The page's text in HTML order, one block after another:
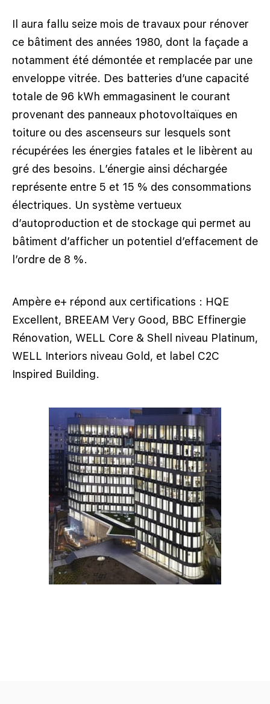
Il aura fallu seize mois de travaux pour rénover
ce bâtiment des années 1980, dont la façade a
notamment été démontée et remplacée par une
enveloppe vitrée. Des batteries d’une capacité
totale de 96 kWh emmagasinent le courant
provenant des panneaux photovoltaïques en
toiture ou des ascenseurs sur lesquels sont
récupérées les énergies fatales et le libèrent au
gré des besoins. L’énergie ainsi déchargée
représente entre 5 et 15 % des consommations
électriques. Un système vertueux
d’autoproduction et de stockage qui permet au
bâtiment d’afficher un potentiel d’effacement de
l’ordre de 8 %.
Ampère e+ répond aux certifications : HQE
Excellent, BREEAM Very Good, BBC Effinergie
Rénovation, WELL Core & Shell niveau Platinum,
WELL Interiors niveau Gold, et label C2C
Inspired Building.
Notre entreprise
Réalisations
Recrutement
Actualités
Nous contacter